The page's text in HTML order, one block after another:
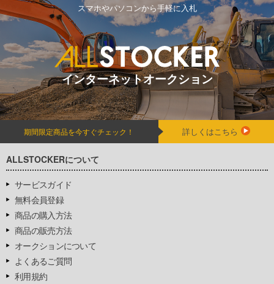
スマホやパソコンから手軽に入札
インターネットオークション
期間限定商品を今すぐチェック！ 詳しくはこちら
ALLSTOCKERについて
サービスガイド
無料会員登録
商品の購入方法
商品の販売方法
オークションについて
よくあるご質問
利用規約